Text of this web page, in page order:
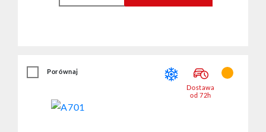
Porównaj
Dostawa
od 72h